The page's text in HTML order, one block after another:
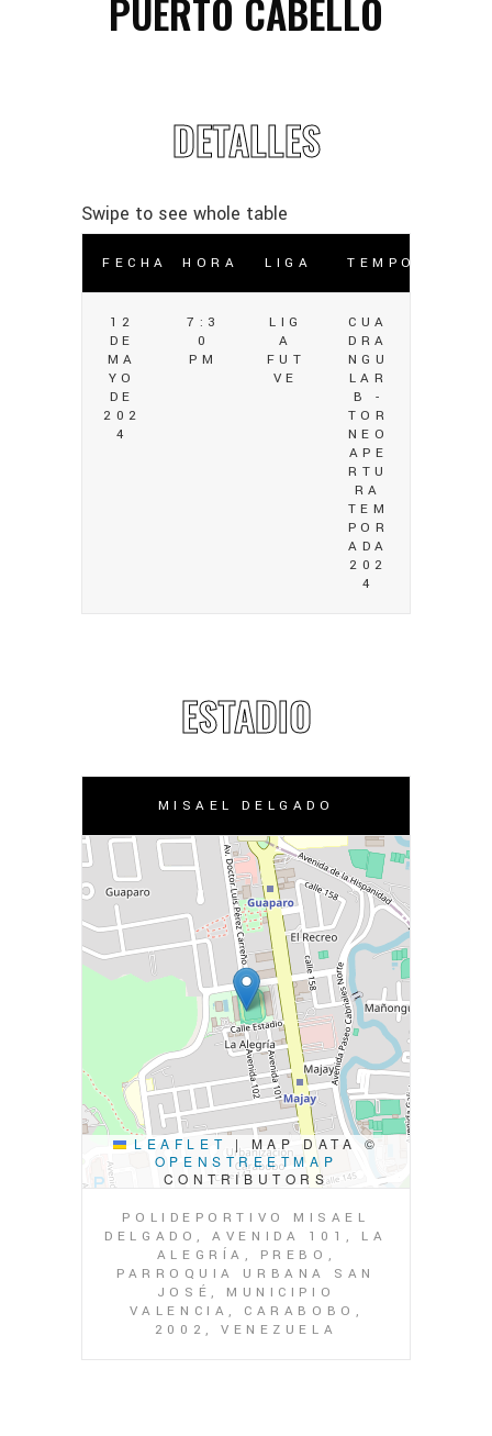
PUERTO CABELLO
DETALLES
FECHA HORA LIGA TEMPORADA
12
DE
MA
YO
DE
202
4
7:3
0
PM
LIG
A
FUT
VE
CUA
DRA
NGU
LAR
B -
TOR
NEO
APE
RTU
RA
TEM
POR
ADA
202
4
ESTADIO
MISAEL DELGADO
LEAFLET |
MAP DATA ©
OPENSTREETMAP
CONTRIBUTORS
POLIDEPORTIVO MISAEL
DELGADO, AVENIDA 101, LA
ALEGRÍA, PREBO,
PARROQUIA URBANA SAN
JOSÉ, MUNICIPIO
VALENCIA, CARABOBO,
2002, VENEZUELA